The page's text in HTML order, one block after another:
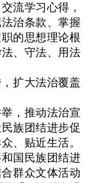
流学习心得，
治条款、掌握
的思想理论根
、守法、用法
扩大法治覆盖
，推动法治宣
族团结进步促
、贴近生活。
国民族团结进
群众文体活动